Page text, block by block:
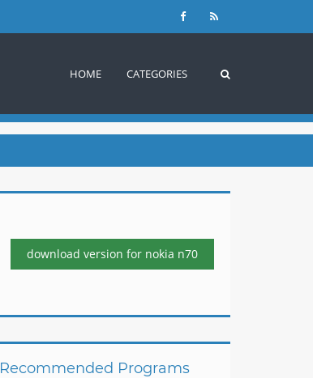
HOME CATEGORIES
download version for nokia n70
Recommended Programs